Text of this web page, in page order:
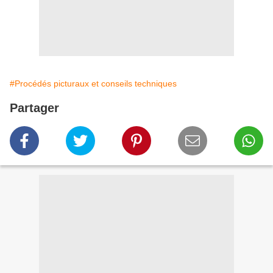
#Procédés picturaux et conseils techniques
Partager